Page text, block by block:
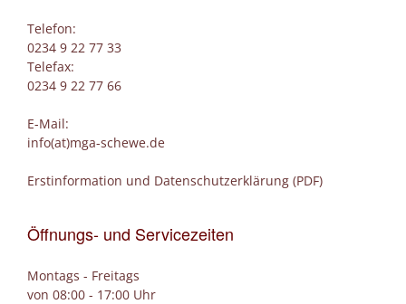
Telefon:
0234 9 22 77 33
Telefax:
0234 9 22 77 66
E-Mail:
info(at)mga-schewe.de
Erstinformation und Datenschutzerklärung (PDF)
Öffnungs- und Servicezeiten
Montags - Freitags
von 08:00 - 17:00 Uhr